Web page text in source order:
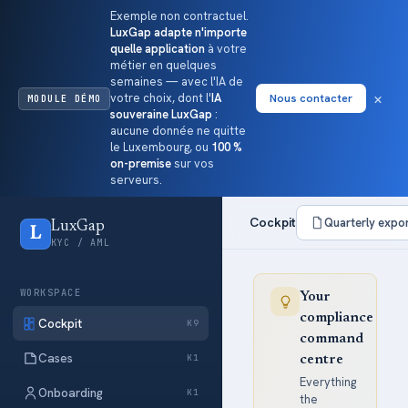
MODULE DÉMO
Exemple non contractuel.
LuxGap adapte n'importe
quelle application à votre
métier en quelques
semaines — avec l'IA de
votre choix, dont l'IA
souveraine LuxGap :
aucune donnée ne quitte
le Luxembourg, ou 100 %
on-premisesur vos
serveurs.
Nous contacter ×
L LuxGap
KYC / AML
WORKSPACE
Cockpit K9
Cases K1
Onboarding K1
Cockpit Quarterly
Your
compliance
command
centre
Everything
the